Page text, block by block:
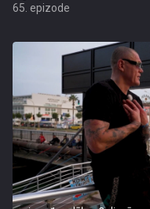
65. epizode